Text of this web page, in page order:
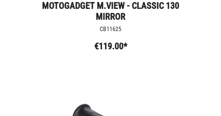
MOTOGADGET M.VIEW - CLASSIC 130
MIRROR
CB11625
€119.00*